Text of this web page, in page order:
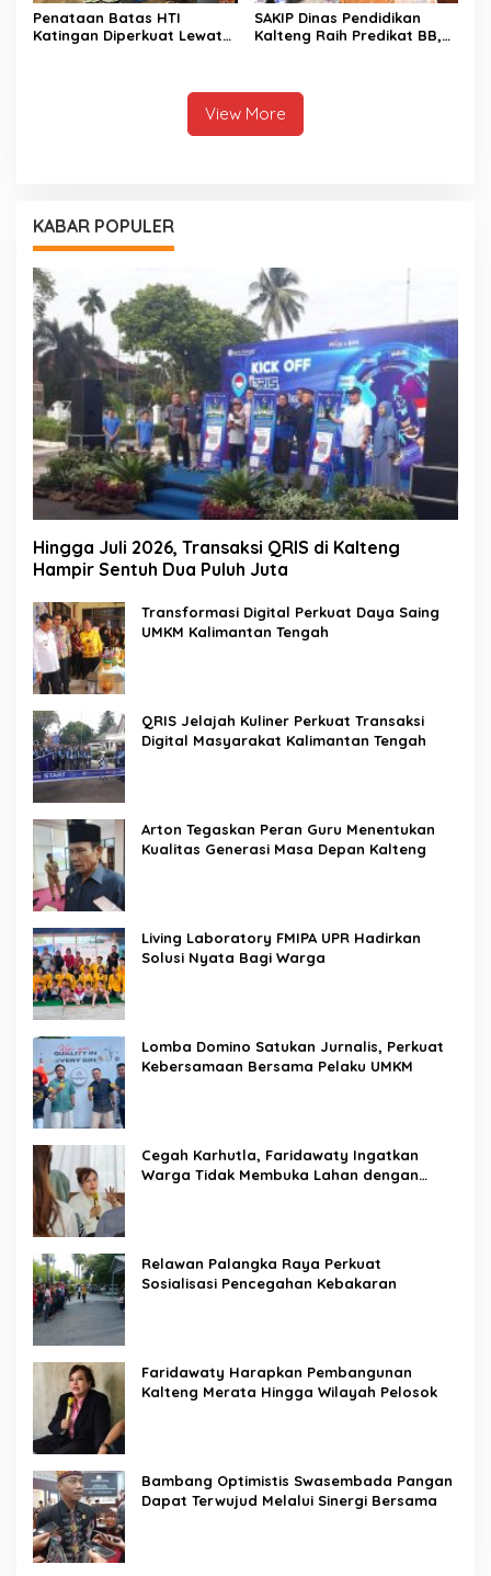
Penataan Batas HTI
Katingan Diperkuat Lewat
SAKIP Dinas Pendidikan
Kalteng Raih Predikat BB,
View More
KABAR POPULER
Hingga Juli 2026, Transaksi QRIS di Kalteng
Hampir Sentuh Dua Puluh Juta
Transformasi Digital Perkuat Daya Saing
UMKM Kalimantan Tengah
QRIS Jelajah Kuliner Perkuat Transaksi
Digital Masyarakat Kalimantan Tengah
Arton Tegaskan Peran Guru Menentukan
Kualitas Generasi Masa Depan Kalteng
Living Laboratory FMIPA UPR Hadirkan
Solusi Nyata Bagi Warga
Lomba Domino Satukan Jurnalis, Perkuat
Kebersamaan Bersama Pelaku UMKM
Cegah Karhutla, Faridawaty Ingatkan
Warga Tidak Membuka Lahan dengan
Relawan Palangka Raya Perkuat
Sosialisasi Pencegahan Kebakaran
Faridawaty Harapkan Pembangunan
Kalteng Merata Hingga Wilayah Pelosok
Bambang Optimistis Swasembada Pangan
Dapat Terwujud Melalui Sinergi Bersama